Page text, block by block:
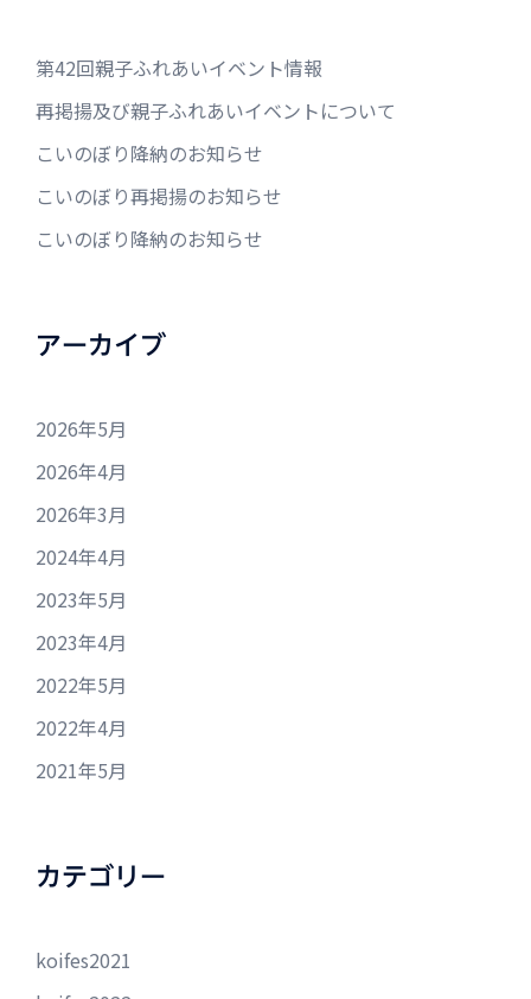
第42回親子ふれあいイベント情報
再掲揚及び親子ふれあいイベントについて
こいのぼり降納のお知らせ
こいのぼり再掲揚のお知らせ
こいのぼり降納のお知らせ
アーカイブ
2026年5月
2026年4月
2026年3月
2024年4月
2023年5月
2023年4月
2022年5月
2022年4月
2021年5月
カテゴリー
koifes2021